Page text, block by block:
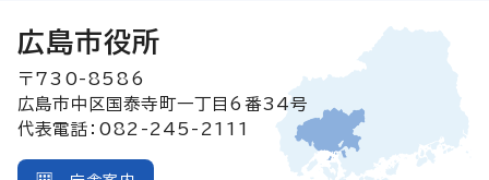
広島市役所
〒730-8586
広島市中区国泰寺町一丁目6番34号
代表電話：082-245-2111